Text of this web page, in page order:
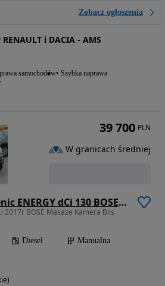
Zobacz ogłoszenia
i DACIA - AMS
samochodów Szybka naprawa
Renault Grand Scenic ENERGY dCi 130 BOSE EDITION
2017r BOSE Masaze Kamera Blis
Diesel
Manualna
39 700 PLN
W granicach średniej